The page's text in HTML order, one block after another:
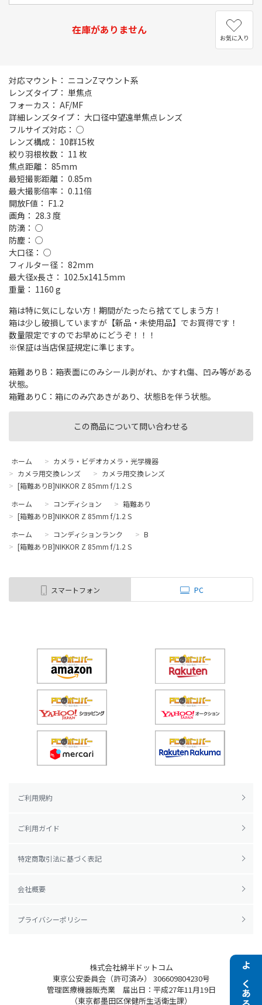
この商品について問い合わせる
在庫がありません
お気に入り
対応マウント： ニコンZマウント系
レンズタイプ： 単焦点
フォーカス： AF/MF
詳細レンズタイプ： 大口径中望遠単焦点レンズ
フルサイズ対応： ○
レンズ構成： 10群15枚
絞り羽根枚数： 11 枚
焦点距離： 85mm
最短撮影距離： 0.85m
最大撮影倍率： 0.11倍
開放F値： F1.2
画角： 28.3 度
防滴： ○
防塵： ○
大口径： ○
フィルター径： 82mm
最大径x長さ： 102.5x141.5mm
重量： 1160 g
箱は特に気にしない方！期間がたったら捨ててしまう方！
箱は少し破損していますが【新品・未使用品】でお買得です！
数量限定ですのでお早めにどうぞ！！！
※保証は当店保証規定に準じます。
箱難ありB：箱表面にのみシール剥がれ、かすれ傷、凹み等がある
状態。
箱難ありC：箱にのみ穴あきがあり、状態Bを伴う状態。
ホーム > カメラ・ビデオカメラ・光学機器
> カメラ用交換レンズ > カメラ用交換レンズ
> [箱難ありB]NIKKOR Z 85mm f/1.2 S
ホーム
> コンディション > 箱難あり
> [箱難ありB]NIKKOR Z 85mm f/1.2 S
ホーム
> コンディションランク > B
> [箱難ありB]NIKKOR Z 85mm f/1.2 S
スマートフォン PC
ご利用規約
ご利用ガイド
特定商取引法に基づく表記
会社概要
プライバシーポリシー
株式会社綿半ドットコム
東京公安委員会（許可済み） 306609804230号
管理医療機器販売業 届出日：平成27年11月19日
（東京都墨田区保健所生活衛生課）